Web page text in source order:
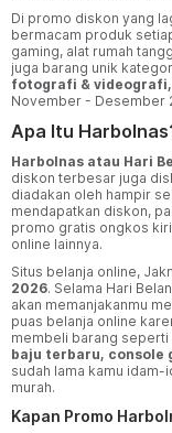
Di promo diskon yang
bermacam produk
gaming, alat rumah
juga barang unik
fotografi &
November - Desember
Apa Itu
Harbolnas atau Hari
diskon terbesar juga
diadakan oleh hampir
mendapatkan diskon,
promo gratis ongkos
online lainnya.
Situs belanja online,
2026. Selama Hari
akan memanjakanmu
puas belanja online
membeli barang seperti
baju terbaru, console
sudah lama kamu idam-
murah.
Kapan Promo